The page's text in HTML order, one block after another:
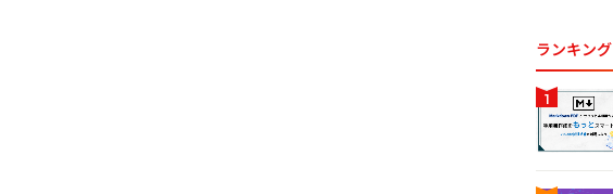
ランキング